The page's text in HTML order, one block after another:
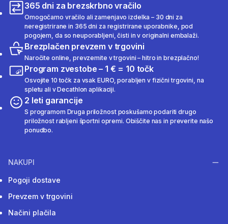
365 dni za brezskrbno vračilo
Omogočamo vračilo ali zamenjavo izdelka – 30 dni za
neregistrirane in 365 dni za registrirane uporabnike, pod
pogojem, da so neuporabljeni, čisti in v originalni embalaži.
Brezplačen prevzem v trgovini
Naročite online, prevzemite v trgovini – hitro in brezplačno!
Program zvestobe – 1 € = 10 točk
Osvojite 10 točk za vsak EURO, porabljen v fizični trgovini, na
spletu ali v Decathlon aplikaciji.
2 leti garancije
S programom Druga priložnost poskušamo podariti drugo
priložnost rabljeni športni opremi. Obiščite nas in preverite našo
ponudbo.
NAKUPI
Pogoji dostave
Prevzem v trgovini
Načini plačila